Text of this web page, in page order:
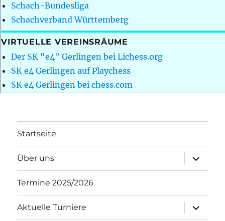
Schach-Bundesliga
Schachverband Württemberg
VIRTUELLE VEREINSRÄUME
Der SK "e4" Gerlingen bei Lichess.org
SK e4 Gerlingen auf Playchess
SK e4 Gerlingen bei chess.com
Startseite
Über uns
öffnen
Termine 2025/2026
Aktuelle Turniere
öffnen